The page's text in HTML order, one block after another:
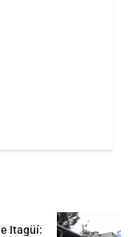
Itagüí: